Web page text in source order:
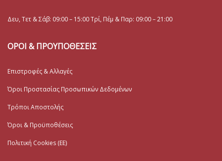
Δευ, Τετ & Σάβ: 09:00 – 15:00 Τρί, Πέμ & Παρ: 09:00 – 21:00
ΟΡΟΙ & ΠΡΟΥΠΟΘΕΣΕΙΣ
Επιστροφές & Αλλαγές
Όροι Προστασίας Προσωπικών Δεδομένων
Τρόποι Αποστολής
Όροι & Προϋποθέσεις
Πολιτική Cookies (ΕΕ)